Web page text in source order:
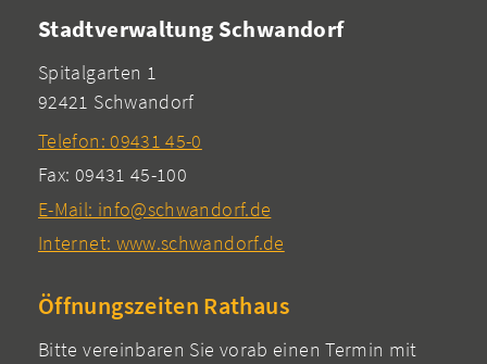
Stadtverwaltung Schwandorf
Spitalgarten 1
92421 Schwandorf
Telefon: 09431 45-0
Fax: 09431 45-100
E-Mail: info@schwandorf.de
Internet: www.schwandorf.de
Öffnungszeiten Rathaus
Bitte vereinbaren Sie vorab einen Termin mit